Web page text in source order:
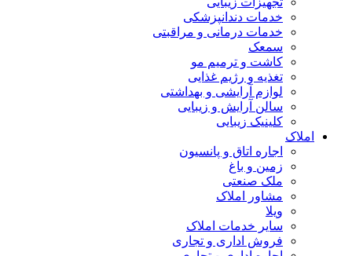
خدمات دندانپزشکی
خدمات درمانی و مراقبتی
سمعک
کاشت و ترمیم مو
تغذیه و رژیم غذایی
لوازم آرایشی و بهداشتی
سالن آرایش و زیبایی
کلینیک زیبایی
املاک
اجاره اتاق و پانسیون
زمین و باغ
ملک صنعتی
مشاور املاک
ویلا
سایر خدمات املاک
فروش اداری و تجاری